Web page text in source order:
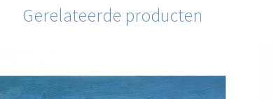
Gerelateerde producten